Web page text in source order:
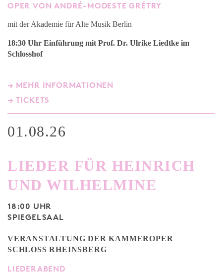
OPER VON ANDRÉ-MODESTE GRÉTRY
mit der Akademie für Alte Musik Berlin
18:30 Uhr Einführung mit Prof. Dr. Ulrike Liedtke im
Schlosshof
→ MEHR INFORMATIONEN
→ TICKETS
01.08.26
LIEDER FÜR HEINRICH
UND WILHELMINE
18:00 UHR
SPIEGELSAAL
VERANSTALTUNG DER KAMMEROPER
SCHLOSS RHEINSBERG
LIEDERABEND